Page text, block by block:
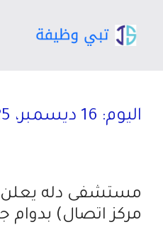
اليوم: 16 ديسمبر، 2025
مستشفى دله
مركز اتصال) بدوام